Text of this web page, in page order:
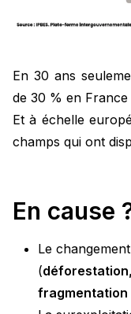
En 30 ans
de 30 % en France
Et à échelle
champs qui ont
En cause
Le
(
fragmentation